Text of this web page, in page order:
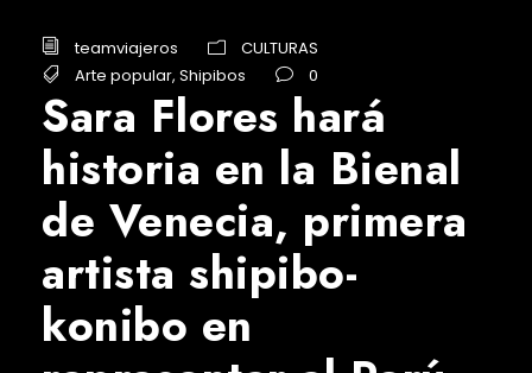
teamviajeros
CULTURAS
Arte popular, Shipibos 0
Sara Flores hará
historia en la Bienal
de Venecia, primera
artista shipibo-
konibo en